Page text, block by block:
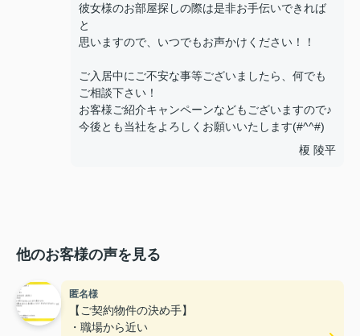
彼女様のお部屋探しの際は是非お手伝いできれば
と
思いますので、いつでもお声かけください！！
ご入居中にご不安な事等ございましたら、何でも
ご相談下さい！
お客様ご紹介キャンペーンなどもございますので♪
今後とも当社をよろしくお願いいたします(#^^#)
榎 陵平
他のお客様の声を見る
匿名様
【ご契約物件の決め手】
・職場から近い